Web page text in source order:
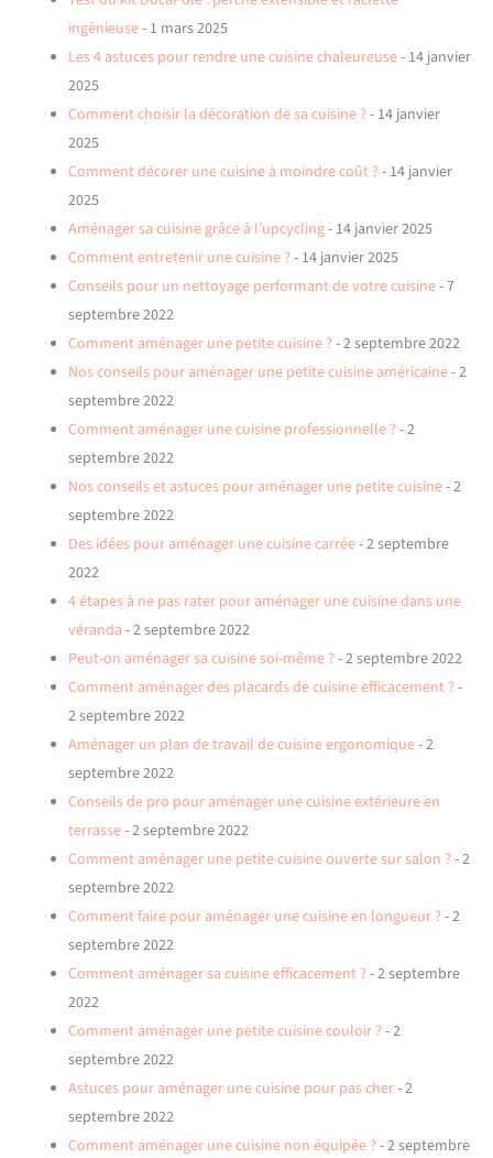
ingénieuse- 1 mars 2025
Les 4 astuces pour rendre une cuisine chaleureuse- 14 janvier
2025
Comment choisir la décoration de sa cuisine ?- 14 janvier
2025
Comment décorer une cuisine à moindre coût ?- 14 janvier
2025
Aménager sa cuisine grâce à l’upcycling- 14 janvier 2025
Comment entretenir une cuisine ?- 14 janvier 2025
Conseils pour un nettoyage performant de votre cuisine- 7
septembre 2022
Comment aménager une petite cuisine ?- 2 septembre 2022
Nos conseils pour aménager une petite cuisine américaine- 2
septembre 2022
Comment aménager une cuisine professionnelle ?- 2
septembre 2022
Nos conseils et astuces pour aménager une petite cuisine- 2
septembre 2022
Des idées pour aménager une cuisine carrée- 2 septembre
2022
4 étapes à ne pas rater pour aménager une cuisine dans une
véranda - 2 septembre 2022
Peut-on aménager sa cuisine soi-même ?- 2 septembre 2022
Comment aménager des placards de cuisine efficacement ?-
2 septembre 2022
Aménager un plan de travail de cuisine ergonomique- 2
septembre 2022
Conseils de pro pour aménager une cuisine extérieure en
terrasse- 2 septembre 2022
Comment aménager une petite cuisine ouverte sur salon ?- 2
septembre 2022
Comment faire pour aménager une cuisine en longueur ?- 2
septembre 2022
Comment aménager sa cuisine efficacement ?- 2 septembre
2022
Comment aménager une petite cuisine couloir ?- 2
septembre 2022
Astuces pour aménager une cuisine pour pas cher- 2
septembre 2022
Comment aménager une cuisine non équipée ?- 2 septembre